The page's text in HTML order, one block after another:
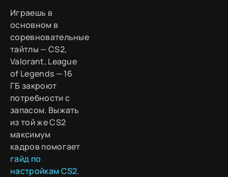
Играешь в
основном в
соревновательные
тайтлы — CS2,
Valorant, League
of Legends — 16
ГБ закроют
потребности с
запасом. Выжать
из той же CS2
максимум
кадров помогает
гайд по
настройкам CS2.